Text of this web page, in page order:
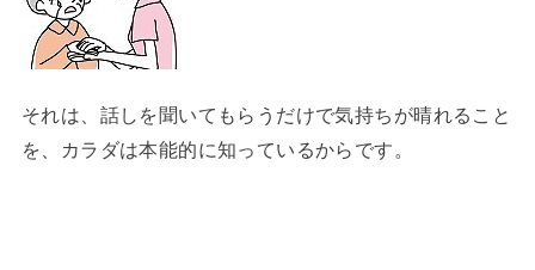
それは、話しを聞いてもらうだけで気持ちが晴れること
を、カラダは本能的に知っているからです。